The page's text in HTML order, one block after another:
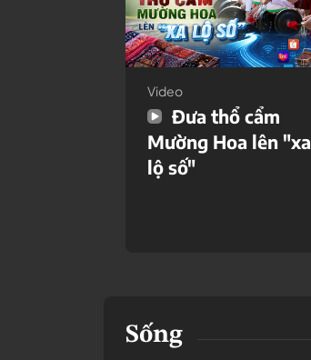
Video
Đưa thổ cẩm
Mường Hoa lên "xa
lộ số"
Sống